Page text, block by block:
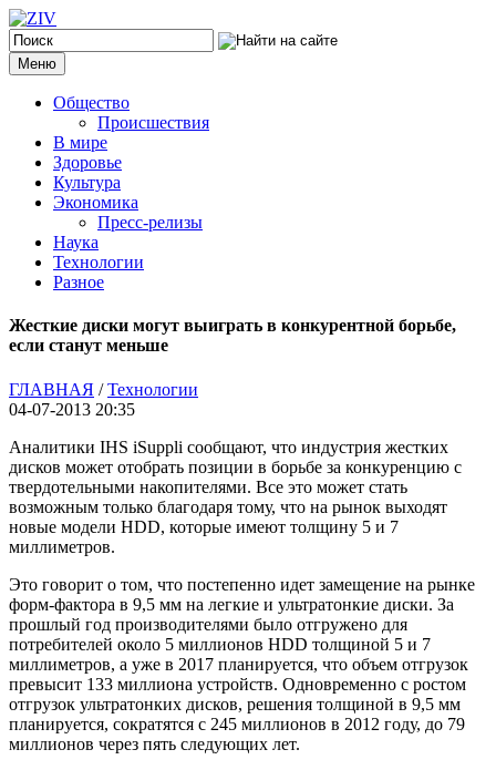
Меню
Общество
Происшествия
В мире
Здоровье
Культура
Экономика
Пресс-релизы
Наука
Технологии
Разное
Жесткие диски могут выиграть в конкурентной борьбе,
если станут меньше
ГЛАВНАЯ /Технологии
04-07-2013 20:35
Аналитики IHS iSuppli сообщают, что индустрия жестких
дисков может отобрать позиции в борьбе за конкуренцию с
твердотельными накопителями. Все это может стать
возможным только благодаря тому, что на рынок выходят
новые модели HDD, которые имеют толщину 5 и 7
миллиметров.
Это говорит о том, что постепенно идет замещение на рынке
форм-фактора в 9,5 мм на легкие и ультратонкие диски. За
прошлый год производителями было отгружено для
потребителей около 5 миллионов HDD толщиной 5 и 7
миллиметров, а уже в 2017 планируется, что объем отгрузок
превысит 133 миллиона устройств. Одновременно с ростом
отгрузок ультратонких дисков, решения толщиной в 9,5 мм
планируется, сократятся с 245 миллионов в 2012 году, до 79
миллионов через пять следующих лет.